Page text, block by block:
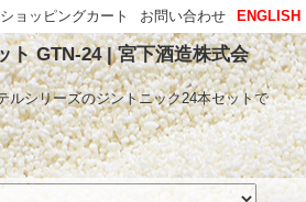
ト GTN-24 | 宮下酒造株式会
ルシリーズのジントニック24本セットで
ENGLISH
お問い合わせ
ショッピングカート